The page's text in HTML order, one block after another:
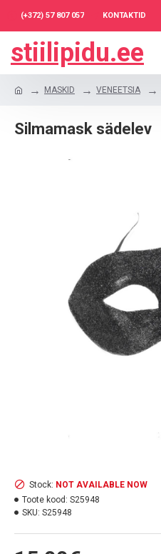
(+372) 57 807 057 KONTAKTID
stiilipidu.ee
MASKID VENEETSIA
Silmamask sädelev
Stock: NOT AVAILABLE NOW
Toote kood: S25948
SKU: S25948